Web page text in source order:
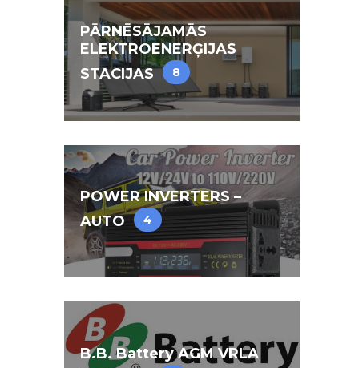
PĀRNĒSĀJAMĀS
ELEKTROENERĢIJAS
STACIJAS
8
POWER INVERTERS –
AUTO
4
B.B. Battery AGM VRLA